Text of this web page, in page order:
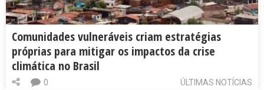
Comunidades vulneráveis criam estratégias
próprias para mitigar os impactos da crise
climática no Brasil
ÚLTIMAS NOTÍCIAS
0